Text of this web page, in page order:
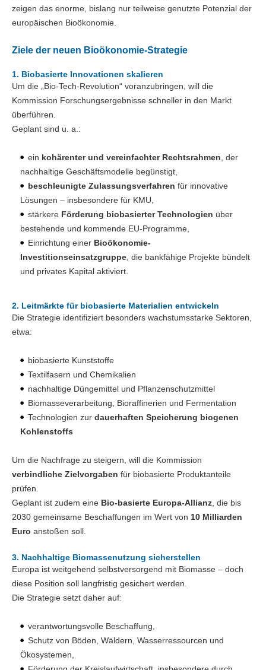
zeigen das enorme, bislang nur teilweise genutzte Potenzial der
europäischen Bioökonomie.
Ziele der neuen Bioökonomie-Strategie
1. Biobasierte Innovationen skalieren
Um die „Bio-Tech-Revolution“ voranzubringen, will die
Kommission Forschungsergebnisse schneller in den Markt
überführen.
Geplant sind u. a.:
ein kohärenter und vereinfachter Rechtsrahmen, der
nachhaltige Geschäftsmodelle begünstigt,
beschleunigte Zulassungsverfahren für innovative
Lösungen – insbesondere für KMU,
stärkere Förderung biobasierter Technologien über
bestehende und kommende EU-Programme,
Einrichtung einer Bioökonomie-
Investitionseinsatzgruppe, die bankfähige Projekte bündelt
und privates Kapital aktiviert.
2. Leitmärkte für biobasierte Materialien entwickeln
Die Strategie identifiziert besonders wachstumsstarke Sektoren,
etwa:
biobasierte Kunststoffe
Textilfasern und Chemikalien
nachhaltige Düngemittel und Pflanzenschutzmittel
Biomasseverarbeitung, Bioraffinerien und Fermentation
Technologien zur dauerhaften Speicherung biogenen
Kohlenstoffs
Um die Nachfrage zu steigern, will die Kommission
verbindliche Zielvorgaben für biobasierte Produktanteile
prüfen.
Geplant ist zudem eine Bio-basierte Europa-Allianz, die bis
2030 gemeinsame Beschaffungen im Wert von 10 Milliarden
Euro anstoßen soll.
3. Nachhaltige Biomassenutzung sicherstellen
Europa ist weitgehend selbstversorgend mit Biomasse – doch
diese Position soll langfristig gesichert werden.
Die Strategie setzt daher auf:
verantwortungsvolle Beschaffung,
Schutz von Böden, Wäldern, Wasserressourcen und
Ökosystemen,